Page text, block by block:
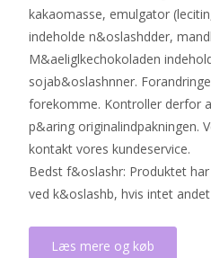
kakaomasse, emulgator
indeholde n&oslashdder,
M&aeliglkechokoladen
sojab&oslashnner.
forekomme. Kontroller derfor
p&aring originalindpakningen.
kontakt vores kundeservice.
Bedst f&oslashr: Produktet
ved k&oslashb, hvis intet
Læs mere og køb